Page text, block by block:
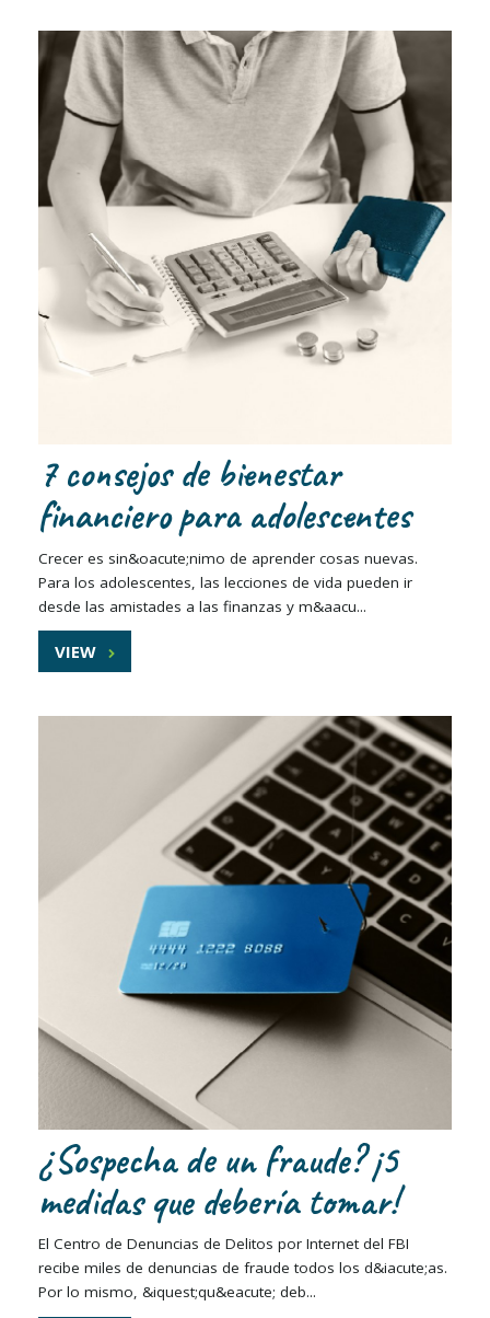
7 consejos de bienestar
financiero para adolescentes
Crecer es sin&oacute;nimo de aprender cosas nuevas.
Para los adolescentes, las lecciones de vida pueden ir
desde las amistades a las finanzas y m&aacu...
VIEW
¿Sospecha de un fraude? ¡5
medidas que debería tomar!
El Centro de Denuncias de Delitos por Internet del FBI
recibe miles de denuncias de fraude todos los d&iacute;as.
Por lo mismo, &iquest;qu&eacute; deb...